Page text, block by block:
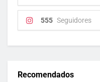
555 Seguidores
Recomendados